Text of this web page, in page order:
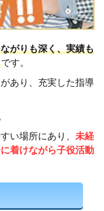
がりも深く、実績も
です。
あり、充実した指導
い場所にあり、 未経
着けながら子役活動